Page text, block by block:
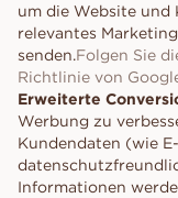
um die Website und
relevantes
senden.Folgen Sie
Richtlinie von
Erweiterte
Werbung zu
Kundendaten (wie
Informationen